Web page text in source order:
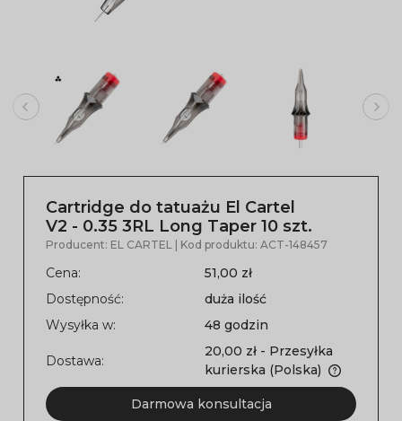
Cartridge do tatuażu El Cartel
V2 - 0.35 3RL Long Taper 10 szt.
Producent: EL CARTEL | Kod produktu: ACT-148457
Cena:
51,00 zł
Dostępność:
duża ilość
Wysyłka w:
48 godzin
Dostawa:
20,00 zł - Przesyłka
kurierska (Polska)
Darmowa konsultacja